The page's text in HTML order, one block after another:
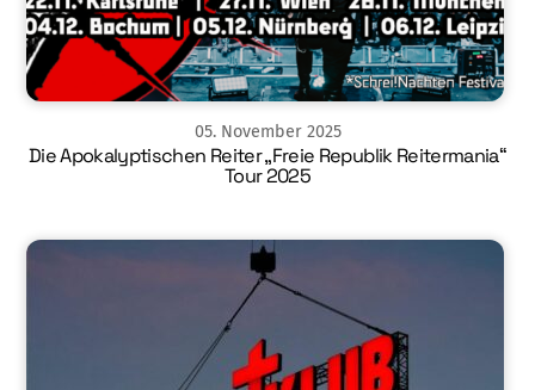
05. November 2025
Die Apokalyptischen Reiter „Freie Republik Reitermania“
Tour 2025